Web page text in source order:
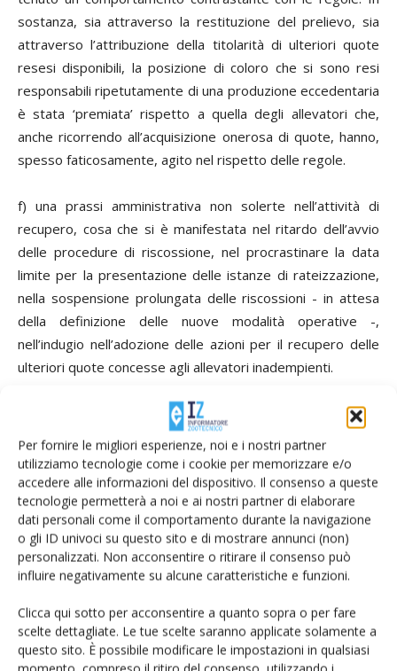
Per fornire le migliori esperienze, noi e i nostri partner
utilizziamo tecnologie come i cookie per memorizzare e/o
accedere alle informazioni del dispositivo. Il consenso a queste
tecnologie permetterà a noi e ai nostri partner di elaborare
dati personali come il comportamento durante la navigazione
o gli ID univoci su questo sito e di mostrare annunci (non)
personalizzati. Non acconsentire o ritirare il consenso può
influire negativamente su alcune caratteristiche e funzioni.
Clicca qui sotto per acconsentire a quanto sopra o per fare
scelte dettagliate. Le tue scelte saranno applicate solamente a
questo sito. È possibile modificare le impostazioni in qualsiasi
sostanza, sia attraverso la restituzione del prelievo, sia
attraverso l’attribuzione della titolarità di ulteriori quote
resesi disponibili, la posizione di coloro che si sono resi
responsabili ripetutamente di una produzione eccedentaria
è stata ‘premiata’ rispetto a quella degli allevatori che,
anche ricorrendo all’acquisizione onerosa di quote, hanno,
spesso faticosamente, agito nel rispetto delle regole.
f) una prassi amministrativa non solerte nell’attività di
recupero, cosa che si è manifestata nel ritardo dell’avvio
delle procedure di riscossione, nel procrastinare la data
limite per la presentazione delle istanze di rateizzazione,
nella sospensione prolungata delle riscossioni - in attesa
della definizione delle nuove modalità operative -,
nell’indugio nell’adozione delle azioni per il recupero delle
ulteriori quote concesse agli allevatori inadempienti.
Le conclusioni della Corte sono un invito a tutti a invertire
rotta che peraltro può apparire inutile visto che ormai “i
buoi sono scappati dalla stalla” e il regime delle quote latte
si avvia verso la sua conclusione. Forse l’unica possibilità
per l’Erario, anche se il rapporto non lo dice e neppure lo
paventa, sarebbe quella di perseguire con giudizi di
responsabilità contabile i soggetti individuati dalla Corte dei
conti che hanno determinato la situazione attuale così ben
Allegati